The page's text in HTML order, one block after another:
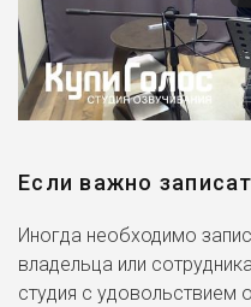
Если важно
Иногда необходимо
владельца или
студия с удовольствием